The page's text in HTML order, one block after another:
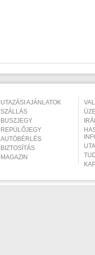
UTAZÁSI AJÁNLATOK
SZÁLLÁS
BUSZJEGY
REPÜLŐJEGY
AUTÓBÉRLÉS
BIZTOSÍTÁS
MAGAZIN